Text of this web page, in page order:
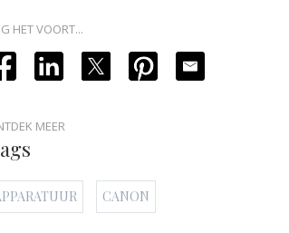
HET VOORT...
MEER
CANON